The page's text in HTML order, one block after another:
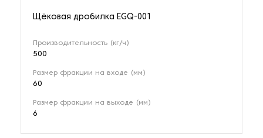
Щёковая дробилка EGQ-001
Производительность (кг/ч)
500
Размер фракции на входе (мм)
60
Размер фракции на выходе (мм)
6